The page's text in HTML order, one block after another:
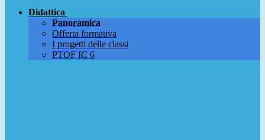
Didattica
Panoramica
Offerta formativa
I progetti delle classi
PTOF IC 6